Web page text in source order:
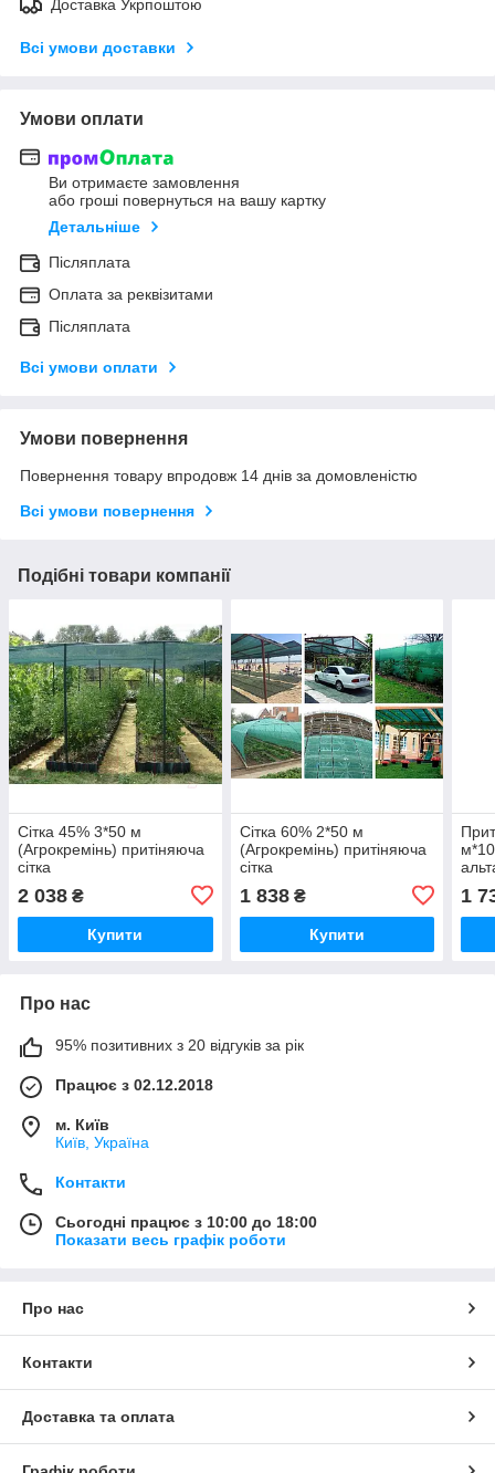
Доставка Укрпоштою
Всі умови доставки
Умови оплати
Ви отримаєте замовлення
або гроші повернуться на вашу картку
Детальніше
Післяплата
Оплата за реквізитами
Післяплата
Всі умови оплати
Умови повернення
Повернення товару впродовж 14 днів за домовленістю
Всі умови повернення
Подібні товари компанії
Сітка 45% 3*50 м
(Агрокремінь) притіняюча
сітка
2 038 ₴
Купити
Сітка 60% 2*50 м
(Агрокремінь) притіняюча
сітка
1 838₴
Купити
1
Про нас
95% позитивних з 20 відгуків за рік
Працює з 02.12.2018
м. Київ
Київ, Україна
Контакти
Сьогодні працює з 10:00 до 18:00
Показати весь графік роботи
Про нас
Контакти
Доставка та оплата